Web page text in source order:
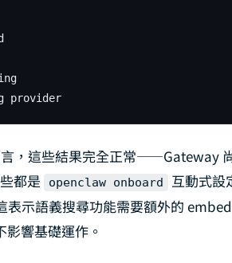
provider
言，這些結果完全正常——Gateway
都是
openclaw onboard
互動式設
表示語義搜尋功能需要額外的
響基礎運作。